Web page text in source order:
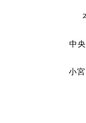
中
小